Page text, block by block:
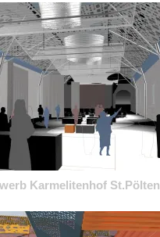
Karmelitenhof St.Pölten